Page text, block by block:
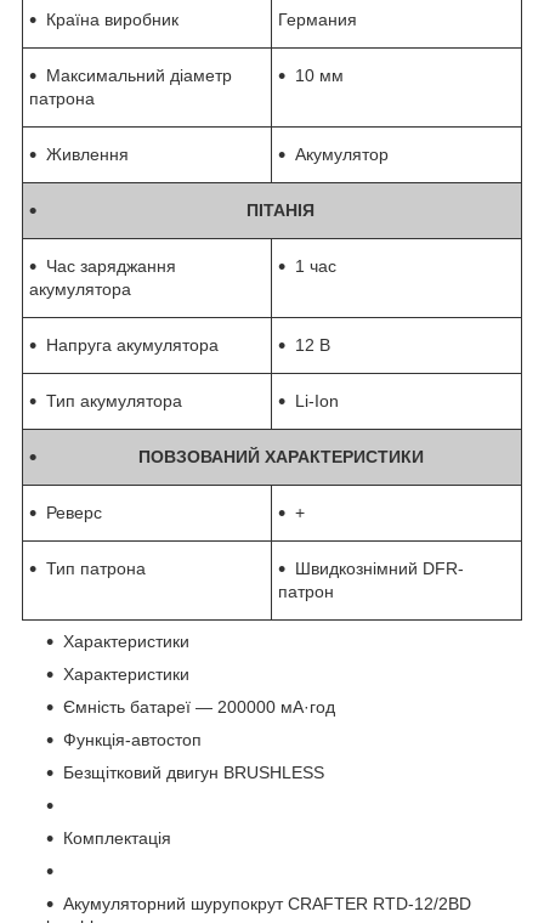
Країна виробник Германия
Максимальний діаметр
патрона
10 мм
Живлення Акумулятор
ПІТАНІЯ
Час заряджання
акумулятора
1 час
Напруга акумулятора 12 В
Тип акумулятора Li-Ion
ПОВЗОВАНИЙ ХАРАКТЕРИСТИКИ
Реверс +
Тип патрона
Швидкознімний DFR-
патрон
Характеристики
Характеристики
Ємність батареї — 200000 мА·год
Функція-автостоп
Безщітковий двигун BRUSHLESS
Комплектація
Акумуляторний шурупокрут CRAFTER RTD-12/2BD